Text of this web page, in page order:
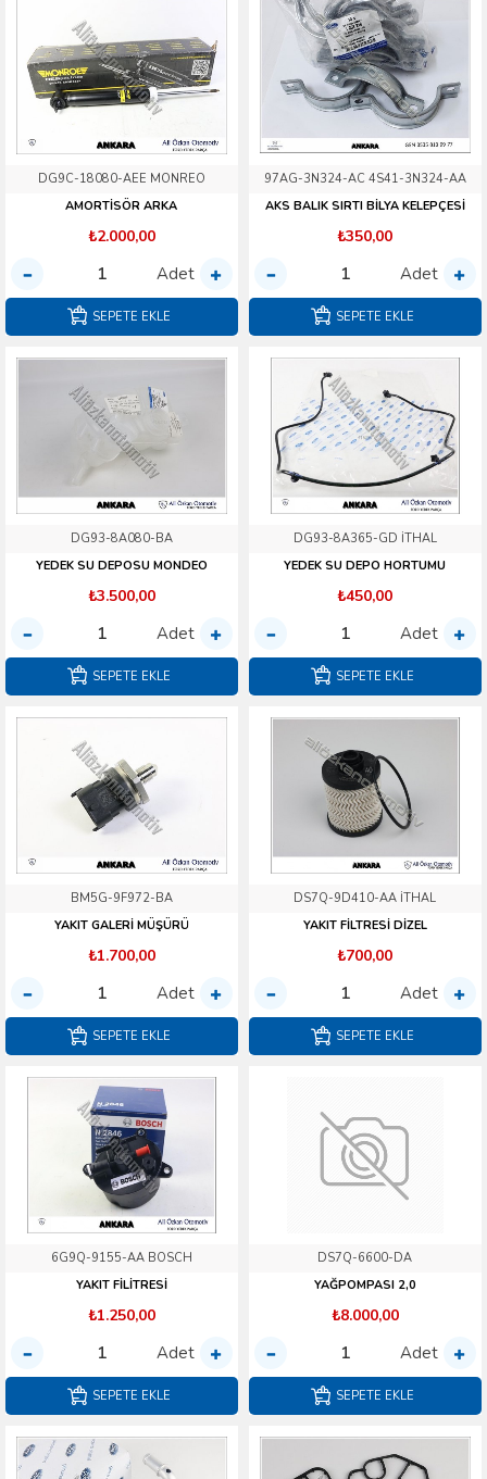
DG9C-18080-AEE MONREO
AMORTİSÖR ARKA
₺2.000,00
Adet
SEPETE EKLE
97AG-3N324-AC 4S41-3N324-AA
AKS BALIK SIRTI BİLYA KELEPÇESİ
₺350,00
Adet
SEPETE EKLE
DG93-8A080-BA
YEDEK SU DEPOSU MONDEO
₺3.500,00
Adet
SEPETE EKLE
DG93-8A365-GD İTHAL
YEDEK SU DEPO HORTUMU
₺450,00
Adet
SEPETE EKLE
BM5G-9F972-BA
YAKIT GALERİ MÜŞÜRÜ
₺1.700,00
Adet
SEPETE EKLE
DS7Q-9D410-AA İTHAL
YAKIT FİLTRESİ DİZEL
₺700,00
Adet
SEPETE EKLE
6G9Q-9155-AA BOSCH
YAKIT FİLİTRESİ
₺1.250,00
Adet
SEPETE EKLE
DS7Q-6600-DA
YAĞPOMPASI 2,0
₺8.000,00
Adet
SEPETE EKLE